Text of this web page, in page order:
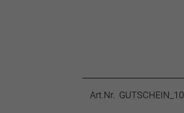
Art.Nr. GUTSCHEIN_10